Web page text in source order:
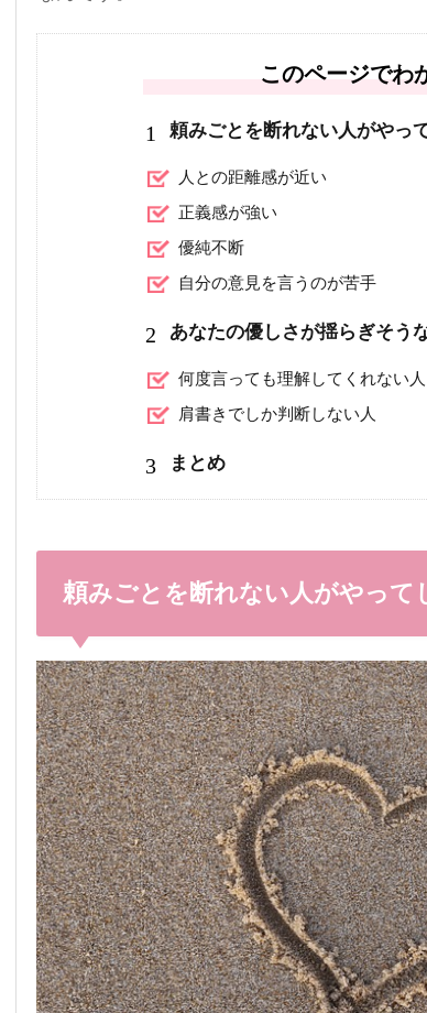
このページでわ
1 頼みごとを断れない人がやっ
人との距離感が近い
正義感が強い
優純不断
自分の意見を言うのが苦手
2 あなたの優しさが揺らぎそう
何度言っても理解してくれない人
肩書きでしか判断しない人
3 まとめ
頼みごとを断れない人がやっ